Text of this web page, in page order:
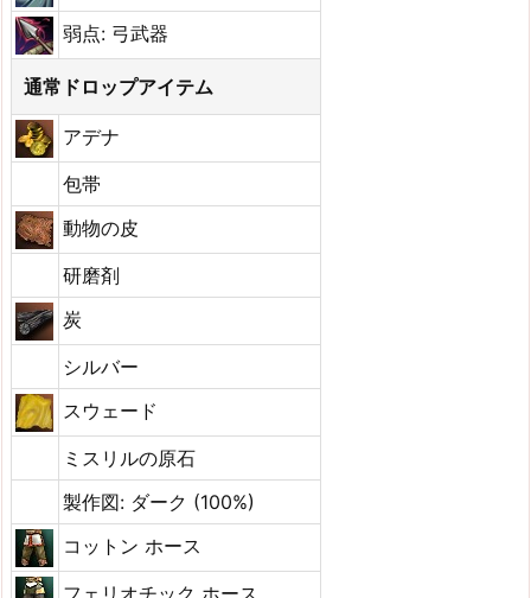
弱点: 弓武器
通常ドロップアイテム
アデナ
包帯
動物の皮
研磨剤
炭
シルバー
スウェード
ミスリルの原石
製作図: ダーク (100%)
コットン ホース